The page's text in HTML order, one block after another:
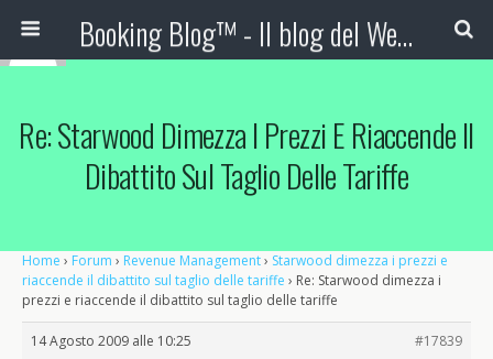
Booking Blog™ - Il blog del Web Marketing Turistico
Re: Starwood Dimezza I Prezzi E Riaccende Il
Dibattito Sul Taglio Delle Tariffe
Home › Forum › Revenue Management› Starwood dimezza i prezzi e
riaccende il dibattito sul taglio delle tariffe › Re: Starwood dimezza i
prezzi e riaccende il dibattito sul taglio delle tariffe
14 Agosto 2009 alle 10:25
#17839